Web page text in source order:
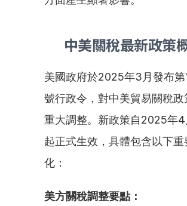
中美關稅最新政策
美國政府於2025年3月發布
號行政令，對中美貿易關稅政
重大調整。新政策自2025年4
起正式生效，具體包含以下重
化：
美方關稅調整要點：